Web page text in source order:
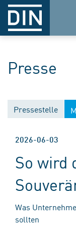
Presse
Pressestelle
2026-06-03
So wird
Was
sollten